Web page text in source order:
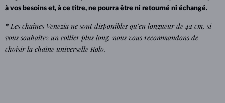
à vos besoins et, à ce titre, ne pourra être ni retourné ni échangé.
* Les chaînes Venezia ne sont disponibles qu'en longueur de 42 cm, si
vous souhaitez un collier plus long, nous vous recommandons de
choisir la chaîne universelle Rolo.